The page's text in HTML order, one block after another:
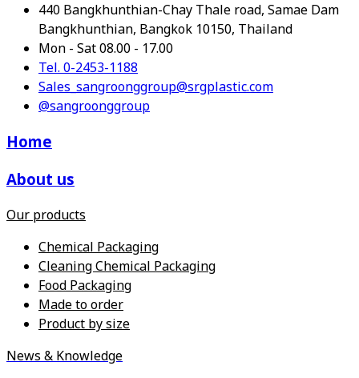
440 Bangkhunthian-Chay Thale road, Samae Dam
Bangkhunthian, Bangkok 10150, Thailand
Mon - Sat 08.00 - 17.00
Tel. 0-2453-1188
Sales_sangroonggroup@srgplastic.com
@sangroonggroup
Home
About us
Our products
Chemical Packaging
Cleaning Chemical Packaging
Food Packaging
Made to order
Product by size
News & Knowledge